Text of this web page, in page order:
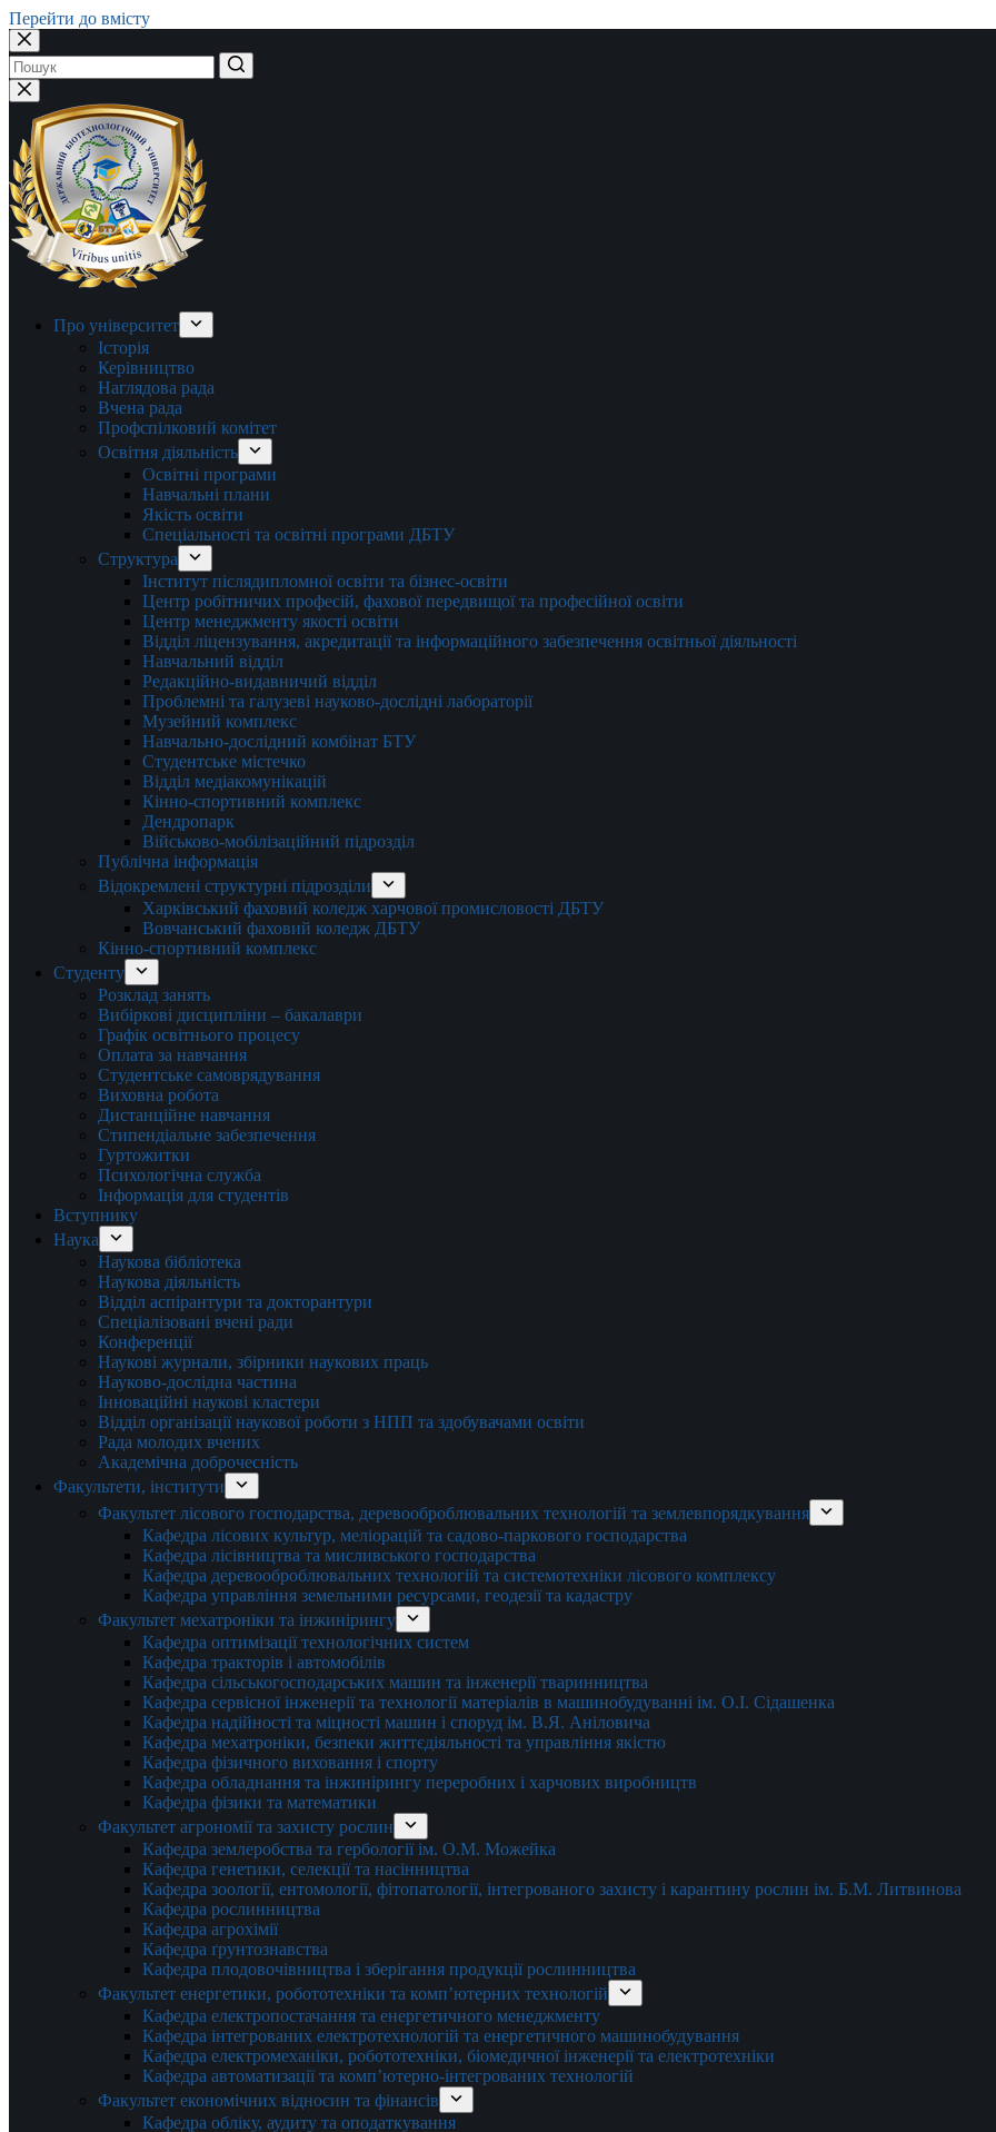
Перейти до вмісту
Немає
результатів
Про університет
Історія
Керівництво
Наглядова рада
Вчена рада
Профспілковий комітет
Освітня діяльність
Освітні програми
Навчальні плани
Якість освіти
Спеціальності та освітні програми ДБТУ
Структура
Інститут післядипломної освіти та бізнес-освіти
Центр робітничих професій, фахової передвищої та професійної освіти
Центр менеджменту якості освіти
Відділ ліцензування, акредитації та інформаційного забезпечення освітньої діяльності
Навчальний відділ
Редакційно-видавничий відділ
Проблемні та галузеві науково-дослідні лабораторії
Музейний комплекс
Навчально-дослідний комбінат БТУ
Студентське містечко
Відділ медіакомунікацій
Кінно-спортивний комплекс
Дендропарк
Військово-мобілізаційний підрозділ
Публічна інформація
Відокремлені структурні підрозділи
Харківський фаховий коледж харчової промисловості ДБТУ
Вовчанський фаховий коледж ДБТУ
Кінно-спортивний комплекс
Студенту
Розклад занять
Вибіркові дисципліни – бакалаври
Графік освітнього процесу
Оплата за навчання
Студентське самоврядування
Виховна робота
Дистанційне навчання
Стипендіальне забезпечення
Гуртожитки
Психологічна служба
Інформація для студентів
Вступнику
Наука
Наукова бібліотека
Наукова діяльність
Відділ аспірантури та докторантури
Спеціалізовані вчені ради
Конференції
Наукові журнали, збірники наукових праць
Науково-дослідна частина
Інноваційні наукові кластери
Відділ організації наукової роботи з НПП та здобувачами освіти
Рада молодих вчених
Академічна доброчесність
Факультети, інститути
Факультет лісового господарства, деревооброблювальних технологій та землевпорядкування
Кафедра лісових культур, меліорацій та садово-паркового господарства
Кафедра лісівництва та мисливського господарства
Кафедра деревооброблювальних технологій та системотехніки лісового комплексу
Кафедра управління земельними ресурсами, геодезії та кадастру
Факультет мехатроніки та інжинірингу
Кафедра оптимізації технологічних систем
Кафедра тракторів і автомобілів
Кафедра сільськогосподарських машин та інженерії тваринництва
Кафедра cервісної інженерії та технології матеріалів в машинобудуванні ім. О.І. Сідашенка
Кафедра надійності та міцності машин і споруд ім. В.Я. Аніловича
Кафедра мехатроніки, безпеки життєдіяльності та управління якістю
Кафедра фізичного виховання і спорту
Кафедра обладнання та інжинірингу переробних і харчових виробництв
Кафедра фізики та математики
Факультет агрономії та захисту рослин
Кафедра землеробства та гербології ім. О.М. Можейка
Кафедра генетики, селекції та насінництва
Кафедра зоології, ентомології, фітопатології, інтегрованого захисту і карантину рослин ім. Б.М. Литвинова
Кафедра рослинництва
Кафедра агрохімії
Кафедра ґрунтознавства
Кафедра плодовочівництва і зберігання продукції рослинництва
Факультет енергетики, робототехніки та комп’ютерних технологій
Кафедра електропостачання та енергетичного менеджменту
Кафедра інтегрованих електротехнологій та енергетичного машинобудування
Кафедра електромеханіки, робототехніки, біомедичної інженерії та електротехніки
Кафедра автоматизації та комп’ютерно-інтегрованих технологій
Факультет економічних відносин та фінансів
Кафедра обліку, аудиту та оподаткування